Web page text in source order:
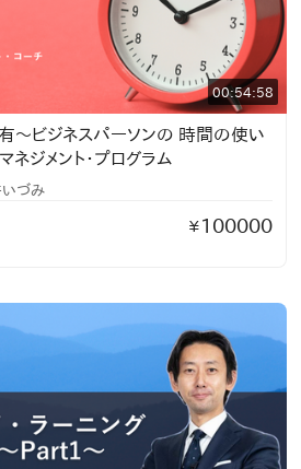
00:54:58
有〜ビジネスパーソンの 時間の使い
ネジメント・プログラム
づみ
¥ 100000